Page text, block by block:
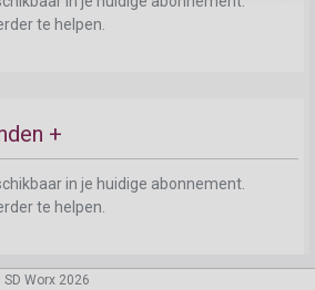
te helpen.
+
in je huidige abonnement.
te helpen.
Worx 2026